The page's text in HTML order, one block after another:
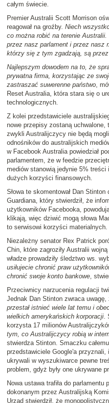
całym świecie.
Premier Australii Scott Morrison
reagował na groźby. Niech
co można robić na terenie
przez nasz parlament i przez nasz
którzy się z tym zgadzają, są
Najlepszym dowodem na to, że
prywatna firma, korzystając ze
zastraszać suwerenne państwo,
Reset Australia, która stara się o
technologicznych.
Z kolei przedstawiciele
nowe przepisy zostaną uchwalone,
zwykli Australijczycy nie będą
odnośników do australijskich
w Facebook Australia powiedział
parlamentem, że w feedzie
mediów stanowią jedynie 5%
dużych korzyści finansowych.
Słowa te skomentował Dan
Guardiana, który stwierdził, że
użytkowników Facebooka,
klikają, więc dziwić mogą słowa
to serwisowi korzyści materialnych.
Niezależny senator Rex Patrick
Chin, które zagroziły Australii
władze prowadziły śledztwo ws.
usiłujecie chronić praw
chronić swoje konto bankowe,
Przeciwnicy narzucenia regulacji
Jednak Dan Stinton zwraca
przestał istnieć wiele lat temu i
wielkich amerykańskich korporacji.
korzysta 17 milionów
tym, co Australijczycy robią w
stwierdza Stinton. Smaczku
przedstawiciele Google'a
ukrywali w wyszukiwarce pewne
problem, gdyż były one ukrywane
Nowa ustawa trafiła do
dokonanym przez Australijską
Urząd stwierdził, że